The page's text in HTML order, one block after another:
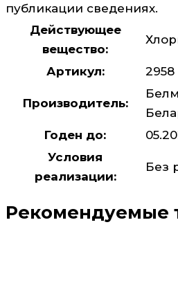
публикации сведениях.
Действующее
вещество:
Артикул: 2958
Производитель:
Годен до:
Условия
реализации:
Без
Рекомендуемые